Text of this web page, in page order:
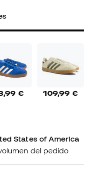
€ 109,99 €
States of America
del pedido